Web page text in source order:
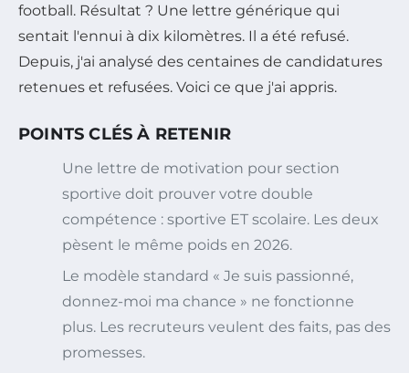
football. Résultat ? Une lettre générique qui
sentait l'ennui à dix kilomètres. Il a été refusé.
Depuis, j'ai analysé des centaines de candidatures
retenues et refusées. Voici ce que j'ai appris.
POINTS CLÉS À RETENIR
Une lettre de motivation pour section
sportive doit prouver votre double
compétence : sportive ET scolaire. Les deux
pèsent le même poids en 2026.
Le modèle standard « Je suis passionné,
donnez-moi ma chance » ne fonctionne
plus. Les recruteurs veulent des faits, pas des
promesses.